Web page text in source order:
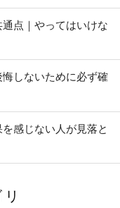
点｜やってはいけな
しないために必ず確
感じない人が見落と